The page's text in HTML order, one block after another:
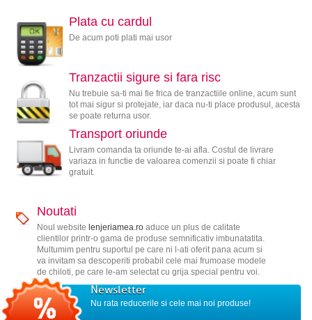
Plata cu cardul
De acum poti plati mai usor
Tranzactii sigure si fara risc
Nu trebuie sa-ti mai fie frica de tranzactiile online, acum sunt
tot mai sigur si protejate, iar daca nu-ti place produsul, acesta
se poate returna usor.
Transport oriunde
Livram comanda ta oriunde te-ai afla. Costul de livrare
variaza in functie de valoarea comenzii si poate fi chiar
gratuit.
Noutati
Noul website lenjeriamea.roaduce un plus de calitate
clientilor printr-o gama de produse semnificativ imbunatatita.
Multumim pentru suportul pe care ni l-ati oferit pana acum si
va invitam sa descoperiti probabil cele mai frumoase modele
de chiloti, pe care le-am selectat cu grija special pentru voi.
Newsletter
Nu rata reducerile si cele mai noi produse!